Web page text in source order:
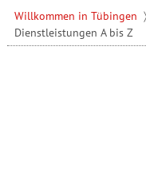
Willkommen in Tübingen
Dienstleistungen A bis Z